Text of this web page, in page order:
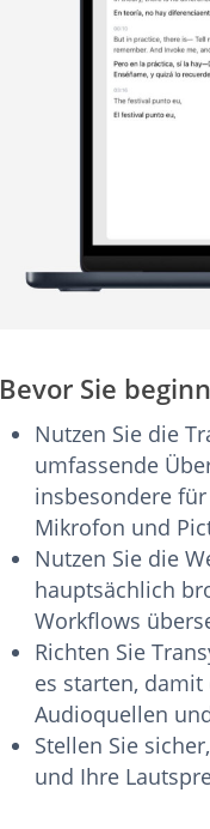
Bevor Sie
Nutzen Sie die
umfassende
insbesondere
Mikrofon und
Nutzen Sie die
hauptsächlich
Workflows
Richten Sie
es starten,
Audioquellen
Stellen Sie
und Ihre